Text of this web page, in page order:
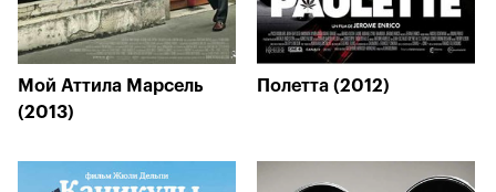
Мой Аттила Марсель
(2013)
Полетта (2012)